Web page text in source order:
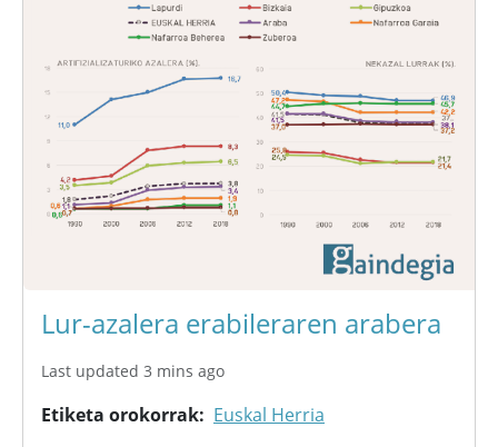
Lur-azalera erabileraren arabera
Last updated 3 mins ago
Etiketa orokorrak Euskal Herria